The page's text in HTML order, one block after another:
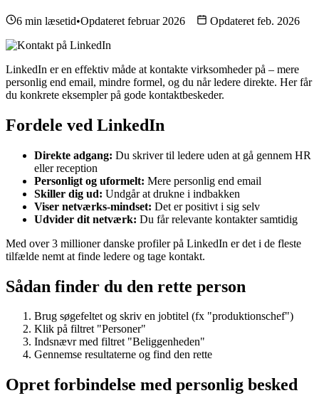
6 min læsetid•Opdateret februar 2026 Opdateret feb. 2026
LinkedIn er en effektiv måde at kontakte virksomheder på – mere
personlig end email, mindre formel, og du når ledere direkte. Her får
du konkrete eksempler på gode kontaktbeskeder.
Fordele ved LinkedIn
Direkte adgang: Du skriver til ledere uden at gå gennem HR
eller reception
Personligt og uformelt: Mere personlig end email
Skiller dig ud: Undgår at drukne i indbakken
Viser netværks-mindset: Det er positivt i sig selv
Udvider dit netværk: Du får relevante kontakter samtidig
Med over 3 millioner danske profiler på LinkedIn er det i de fleste
tilfælde nemt at finde ledere og tage kontakt.
Sådan finder du den rette person
Brug søgefeltet og skriv en jobtitel (fx "produktionschef")
Klik på filtret "Personer"
Indsnævr med filtret "Beliggenheden"
Gennemse resultaterne og find den rette
Opret forbindelse med personlig besked